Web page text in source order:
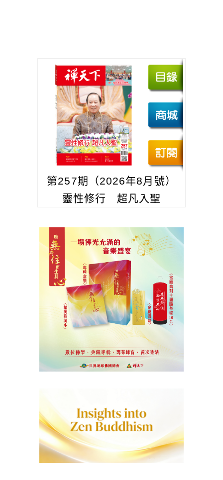
第257期（2026年8月號）
靈性修行 超凡入聖